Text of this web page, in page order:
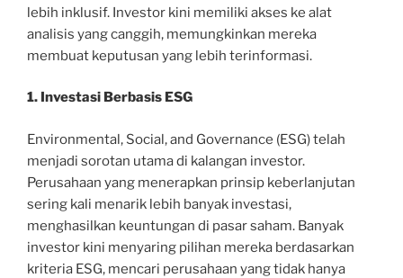
lebih inklusif. Investor kini memiliki akses ke alat
analisis yang canggih, memungkinkan mereka
membuat keputusan yang lebih terinformasi.
1. Investasi Berbasis ESG
Environmental, Social, and Governance (ESG) telah
menjadi sorotan utama di kalangan investor.
Perusahaan yang menerapkan prinsip keberlanjutan
sering kali menarik lebih banyak investasi,
menghasilkan keuntungan di pasar saham. Banyak
investor kini menyaring pilihan mereka berdasarkan
kriteria ESG, mencari perusahaan yang tidak hanya